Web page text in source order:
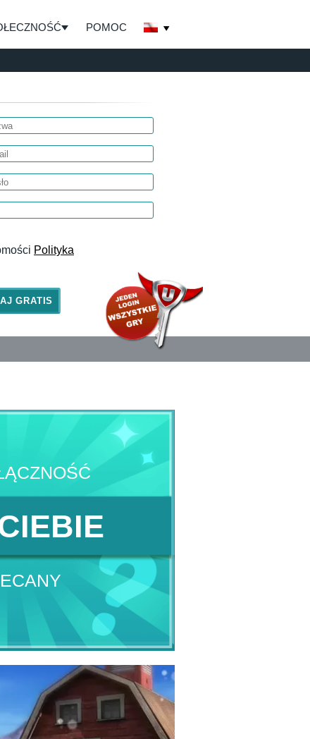
POMOC
Polityka